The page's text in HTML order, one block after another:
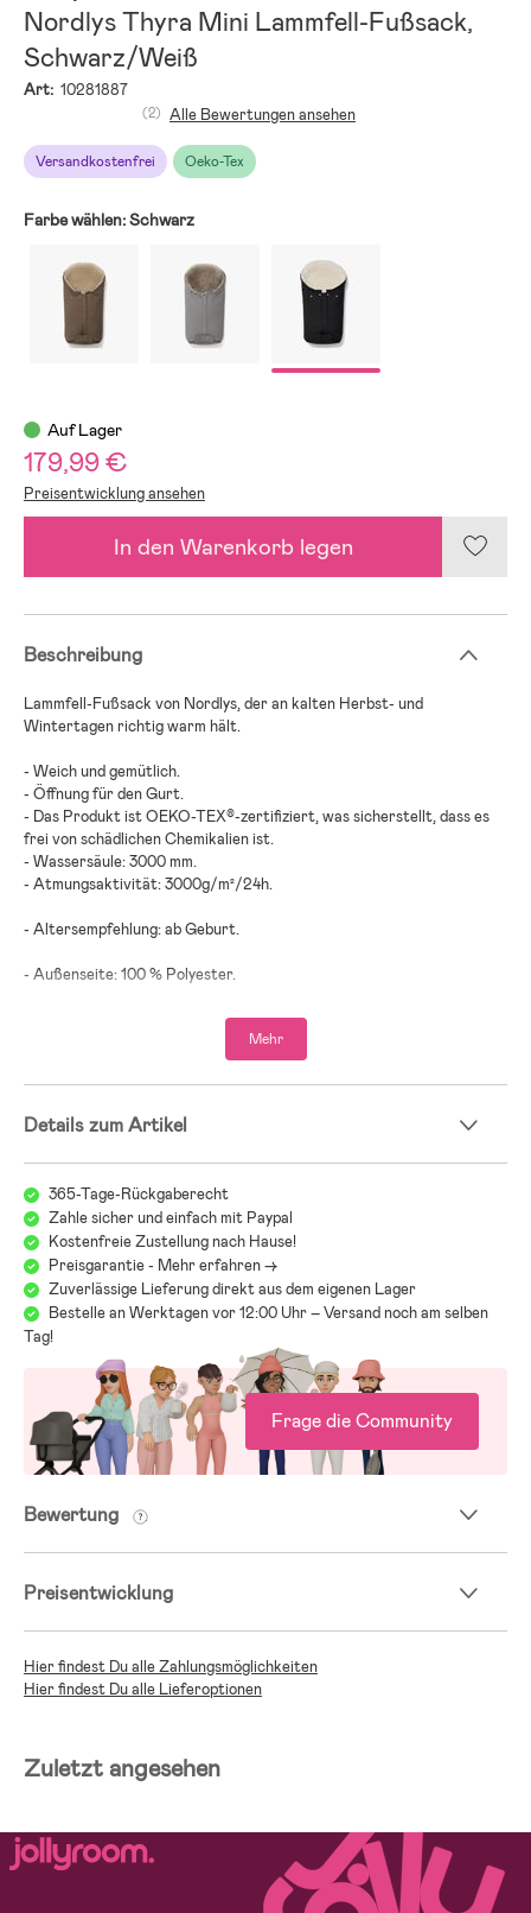
Nordlys Thyra Mini Lammfell-Fußsack,
Schwarz/Weiß
Art: 10281887
Versandkostenfrei Oeko-Tex
(2) Alle Bewertungen ansehen
Farbe wählen:Schwarz
Auf Lager
179,99 €
Preisentwicklung ansehen
In den Warenkorb legen
Beschreibung
Lammfell-Fußsack von Nordlys, der an kalten Herbst- und
Wintertagen richtig warm hält.
- Weich und gemütlich.
- Öffnung für den Gurt.
- Das Produkt ist OEKO-TEX®-zertifiziert, was sicherstellt, dass es
frei von schädlichen Chemikalien ist.
- Wassersäule: 3000 mm.
- Atmungsaktivität: 3000g/m²/24h.
- Altersempfehlung: ab Geburt.
- Außenseite: 100 % Polyester.
Mehr
Details zum Artikel
365-Tage-Rückgaberecht
Zahle sicher und einfach mit Paypal
Kostenfreie Zustellung nach Hause!
Preisgarantie - Mehr erfahren ->
Zuverlässige Lieferung direkt aus dem eigenen Lager
Bestelle an Werktagen vor 12:00 Uhr – Versand noch am selben
Tag!
Frage die Community
Bewertung
Preisentwicklung
Hier findest Du alle Zahlungsmöglichkeiten
Hier findest Du alle Lieferoptionen
Zuletzt angesehen